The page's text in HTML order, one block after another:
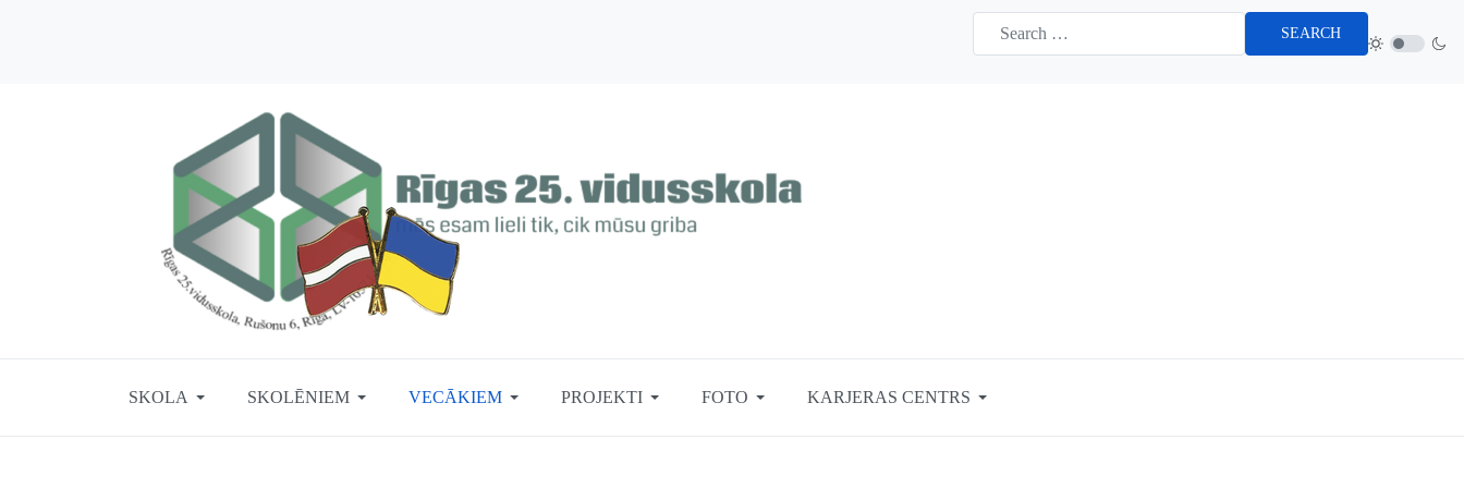
SEARCH
SKOLA SKOLĒNIEM VECĀKIEM PROJEKTI FOTO KARJERAS CENTRS